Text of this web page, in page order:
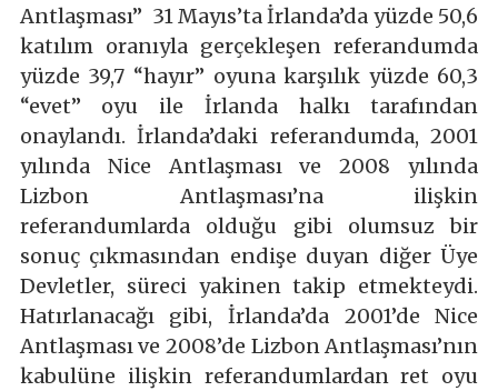
Antlaşması” 31 Mayıs’ta İrlanda’da yüzde 50,6
katılım oranıyla gerçekleşen referandumda
yüzde 39,7 “hayır” oyuna karşılık yüzde 60,3
“evet” oyu ile İrlanda halkı tarafından
onaylandı. İrlanda’daki referandumda, 2001
yılında Nice Antlaşması ve 2008 yılında
Lizbon Antlaşması’na ilişkin
referandumlarda olduğu gibi olumsuz bir
sonuç çıkmasından endişe duyan diğer Üye
Devletler, süreci yakinen takip etmekteydi.
Hatırlanacağı gibi, İrlanda’da 2001’de Nice
Antlaşması ve 2008’de Lizbon Antlaşması’nın
kabulüne ilişkin referandumlardan ret oyu